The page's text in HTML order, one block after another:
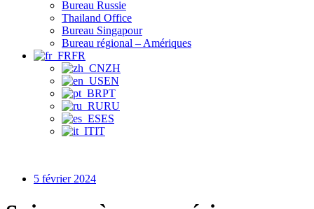
Bureau Russie
Thailand Office
Bureau Singapour
Bureau régional – Amériques
FR
ZH
EN
PT
RU
ES
IT
5 février 2024